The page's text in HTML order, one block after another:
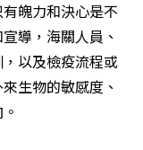
魄力和決心是不
導，海關人員、
以及檢疫流程或
生物的敏感度、